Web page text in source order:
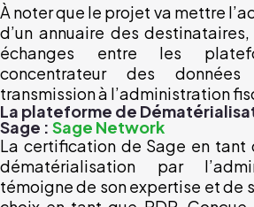
À noter que le projet va mettre
d’un annuaire des
échanges entre les
concentrateur des
transmission à l’administration
La plateforme de
Sage : Sage Network
La certification de Sage en tant
dématérialisation par
témoigne de son expertise et de